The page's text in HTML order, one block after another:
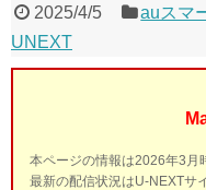
2025/4/5 auスマ
UNEXT
本ページの情報は2026年3月
最新の配信状況はU-NEXTサ